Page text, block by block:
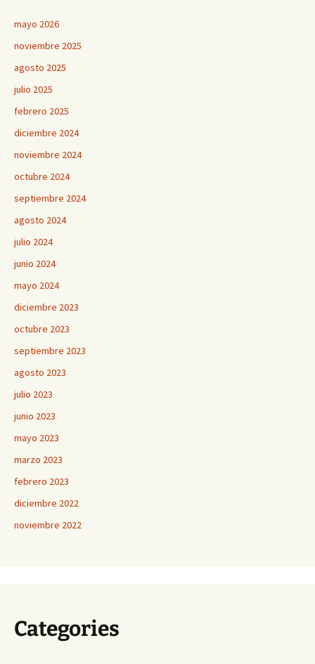
mayo 2026
noviembre 2025
agosto 2025
julio 2025
febrero 2025
diciembre 2024
noviembre 2024
octubre 2024
septiembre 2024
agosto 2024
julio 2024
junio 2024
mayo 2024
diciembre 2023
octubre 2023
septiembre 2023
agosto 2023
julio 2023
junio 2023
mayo 2023
marzo 2023
febrero 2023
diciembre 2022
noviembre 2022
Categories